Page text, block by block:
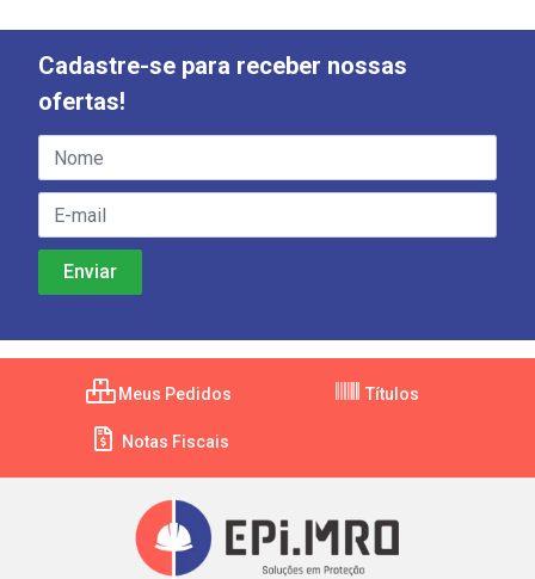
Cadastre-se para receber nossas
ofertas!
Meus Pedidos Títulos
Notas Fiscais